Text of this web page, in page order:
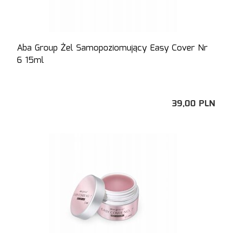
Aba Group Żel Samopoziomujący Easy Cover Nr
6 15ml
39,00 PLN